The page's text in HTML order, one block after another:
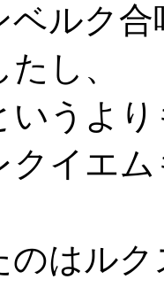
ベルク
し、
いうよ
クイエ
のはル